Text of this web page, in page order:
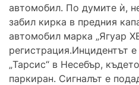
автомобил. По думите ѝ,
забил кирка в предния
автомобил марка „Ягуар
регистрация.Инцидентът
„Тарсис“ в Несебър,
паркиран. Сигналът е